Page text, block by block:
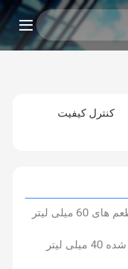
کنترل کیفیت
4 در 1 Switch Bang Box ویپ Duo طعم های 60 میلی لیتر
دو نوع طعم سوئیچ باگ باکس وانپ پر شده 40 میلی لیتر